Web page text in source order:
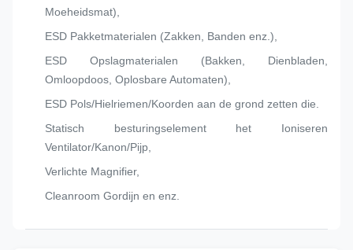
Moeheidsmat),
ESD Pakketmaterialen (Zakken, Banden enz.),
ESD Opslagmaterialen (Bakken, Dienbladen,
Omloopdoos, Oplosbare Automaten),
ESD Pols/Hielriemen/Koorden aan de grond zetten die.
Statisch besturingselement het Ioniseren
Ventilator/Kanon/Pijp,
Verlichte Magnifier,
Cleanroom Gordijn en enz.